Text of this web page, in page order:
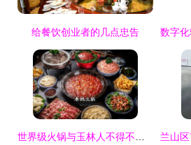
给餐饮创业者的几点忠告
世界级火锅与玉林人不得不说的故事